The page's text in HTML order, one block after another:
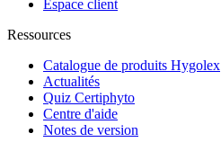
Espace client
Ressources
Catalogue de produits Hygolex
Actualités
Quiz Certiphyto
Centre d'aide
Notes de version